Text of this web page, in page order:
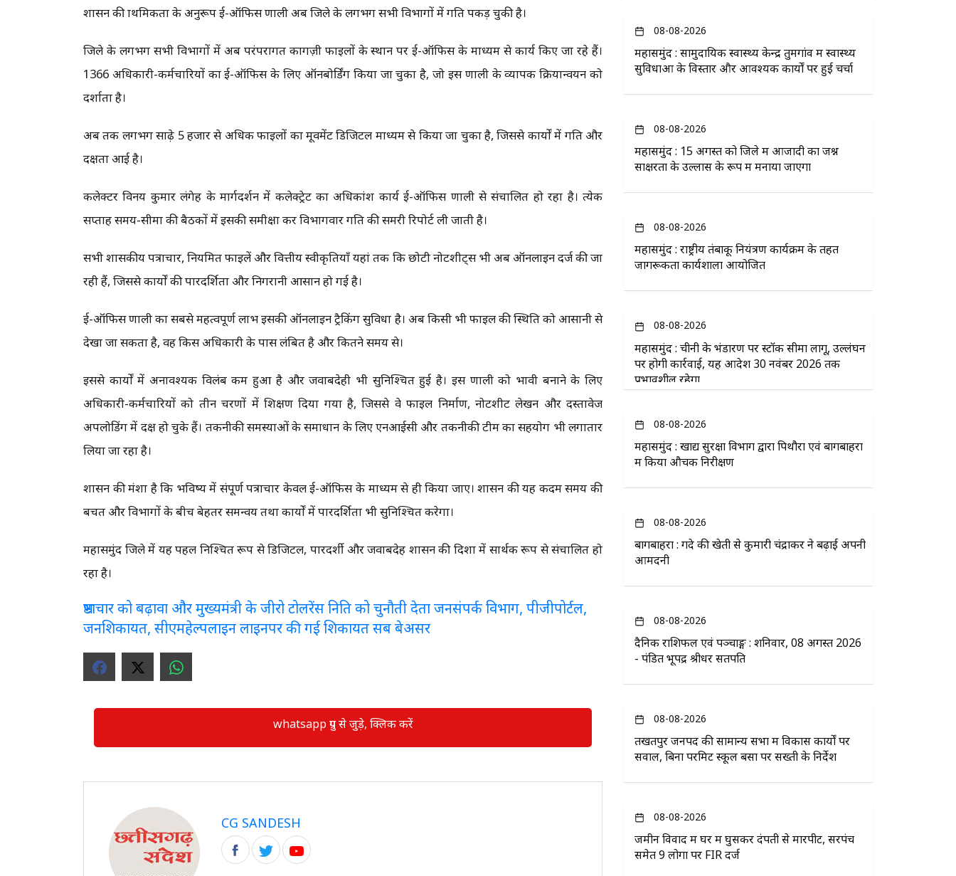
शासन की प्राथमिकता के अनुरूप ई-ऑफिस प्रणाली अब जिले के लगभग सभी विभागों में गति पकड़ चुकी है।
जिले के लगभग सभी विभागों में अब परंपरागत कागज़ी फाइलों के स्थान पर ई-ऑफिस के माध्यम से कार्य किए जा रहे हैं।
1366 अधिकारी-कर्मचारियों का ई-ऑफिस के लिए ऑनबोर्डिंग किया जा चुका है, जो इस प्रणाली के व्यापक क्रियान्वयन को
दर्शाता है।
अब तक लगभग साढ़े 5 हजार से अधिक फाइलों का मूवमेंट डिजिटल माध्यम से किया जा चुका है, जिससे कार्यों में गति और
दक्षता आई है।
कलेक्टर विनय कुमार लंगेह के मार्गदर्शन में कलेक्ट्रेट का अधिकांश कार्य ई-ऑफिस प्रणाली से संचालित हो रहा है। प्रत्येक
सप्ताह समय-सीमा की बैठकों में इसकी समीक्षा कर विभागवार प्रगति की समरी रिपोर्ट ली जाती है।
सभी शासकीय पत्राचार, नियमित फाइलें और वित्तीय स्वीकृतियाँ यहां तक कि छोटी नोटशीट्स भी अब ऑनलाइन दर्ज की जा
रही हैं, जिससे कार्यों की पारदर्शिता और निगरानी आसान हो गई है।
ई-ऑफिस प्रणाली का सबसे महत्वपूर्ण लाभ इसकी ऑनलाइन ट्रैकिंग सुविधा है। अब किसी भी फाइल की स्थिति को आसानी से
देखा जा सकता है, वह किस अधिकारी के पास लंबित है और कितने समय से।
इससे कार्यों में अनावश्यक विलंब कम हुआ है और जवाबदेही भी सुनिश्चित हुई है। इस प्रणाली को प्रभावी बनाने के लिए
अधिकारी-कर्मचारियों को तीन चरणों में प्रशिक्षण दिया गया है, जिससे वे फाइल निर्माण, नोटशीट लेखन और दस्तावेज
अपलोडिंग में दक्ष हो चुके हैं। तकनीकी समस्याओं के समाधान के लिए एनआईसी और तकनीकी टीम का सहयोग भी लगातार
लिया जा रहा है।
शासन की मंशा है कि भविष्य में संपूर्ण पत्राचार केवल ई-ऑफिस के माध्यम से ही किया जाए। शासन की यह कदम समय की
बचत और विभागों के बीच बेहतर समन्वय तथा कार्यों में पारदर्शिता भी सुनिश्चित करेगा।
महासमुंद जिले में यह पहल निश्चित रूप से डिजिटल, पारदर्शी और जवाबदेह प्रशासन की दिशा में सार्थक रूप से संचालित हो
रहा है।
भ्रष्टाचार को बढ़ावा और मुख्यमंत्री के जीरो टोलरेंस निति को चुनौती देता जनसंपर्क विभाग, पीजीपोर्टल,
जनशिकायत, सीएमहेल्पलाइन लाइनपर की गई शिकायत सब बेअसर
whatsapp ग्रुप से जुड़े, क्लिक करें
CG SANDESH
08-08-2026
महासमुंद : सामुदायिक स्वास्थ्य केन्द्र तुमगांव में स्वास्थ्य
सुविधाओं के विस्तार और आवश्यक कार्यों पर हुई चर्चा
08-08-2026
महासमुंद : 15 अगस्त को जिले में आजादी का जश्न
साक्षरता के उल्लास के रूप में मनाया जाएगा
08-08-2026
महासमुंद : राष्ट्रीय तंबाकू नियंत्रण कार्यक्रम के तहत
जागरूकता कार्यशाला आयोजित
08-08-2026
महासमुंद : चीनी के भंडारण पर स्टॉक सीमा लागू, उल्लंघन
पर होगी कार्रवाई, यह आदेश 30 नवंबर 2026 तक
प्रभावशील रहेगा
08-08-2026
महासमुंद : खाद्य सुरक्षा विभाग द्वारा पिथौरा एवं बागबाहरा
में किया औचक निरीक्षण
08-08-2026
बागबाहरा : गेंदे की खेती से कुमारी चंद्राकर ने बढ़ाई अपनी
आमदनी
08-08-2026
दैनिक राशिफल एवं पञ्चाङ्ग : शनिवार, 08 अगस्त 2026
- पंडित भूपेंद्र श्रीधर सतपति
08-08-2026
तखतपुर जनपद की सामान्य सभा में विकास कार्यों पर
सवाल, बिना परमिट स्कूल बसों पर सख्ती के निर्देश
08-08-2026
जमीन विवाद में घर में घुसकर दंपती से मारपीट, सरपंच
समेत 9 लोगों पर FIR दर्ज